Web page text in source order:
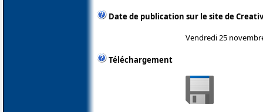
Date de publication sur le site de
Vendredi 25
Téléchargement